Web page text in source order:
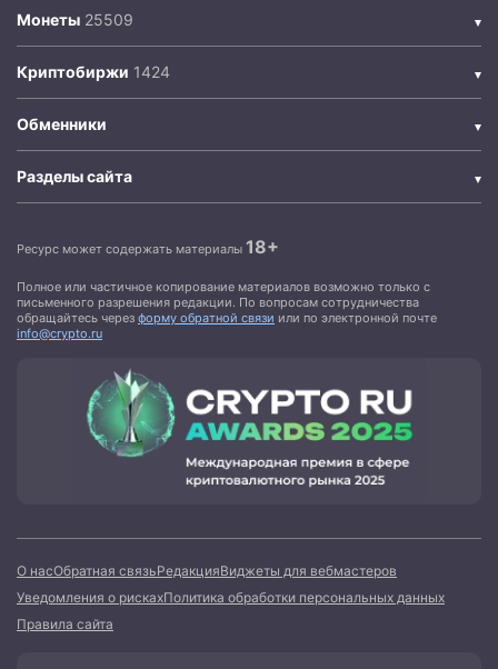
Монеты
Криптобиржи
Обменники
Разделы сайта
Ресурс может содержать материалы 18+
Полное или частичное копирование материалов возможно только с
письменного разрешения редакции. По вопросам сотрудничества
обращайтесь через форму обратной связи или по электронной почте
info@crypto.ru
О насОбратная связьРедакцияВиджеты для вебмастеров
Уведомления о рискахПолитика обработки персональных данных
Правила сайта